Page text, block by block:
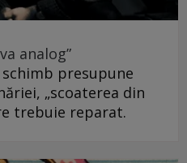
analog”
presupune
„scoaterea din
trebuie reparat.